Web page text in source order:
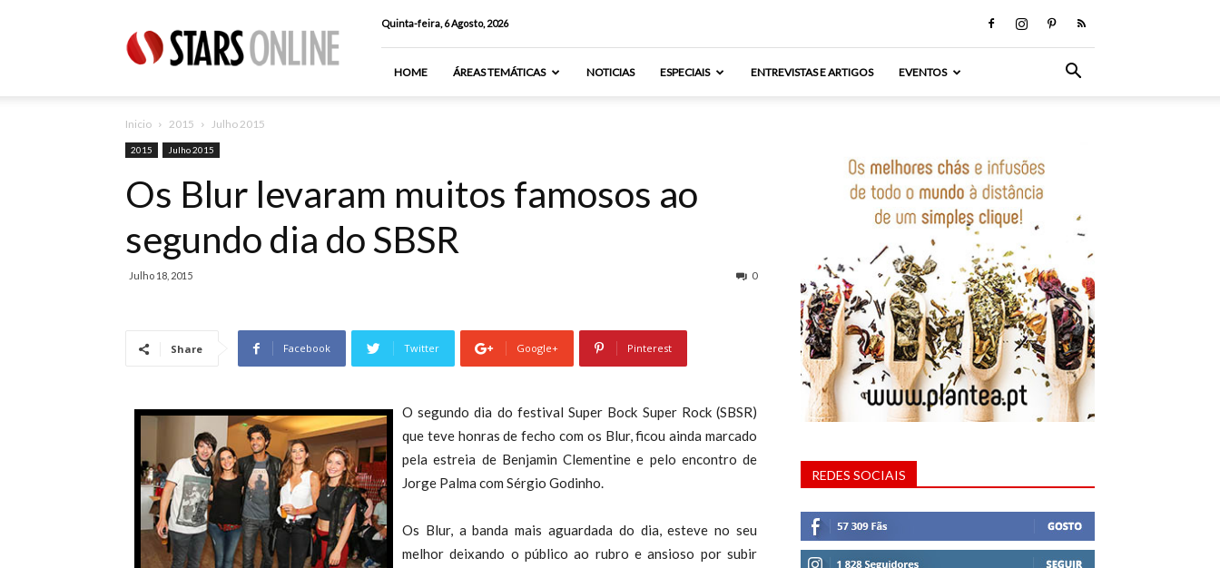
Online
Quinta-feira, 6 Agosto, 2026
HOME ÁREAS TEMÁTICAS NOTICIAS ESPECIAIS ENTREVISTAS E ARTIGOS EVENTOS
Inicio 2015 Julho 2015
2015 Julho 2015
Os Blur levaram muitos famosos ao
segundo dia do SBSR
Julho 18, 2015 0
Share Facebook Twitter Google+ Pinterest
O segundo dia do festival Super Bock Super Rock (SBSR)
que teve honras de fecho com os Blur, ficou ainda marcado
pela estreia de Benjamin Clementine e pelo encontro de
Jorge Palma com Sérgio Godinho.
Os Blur, a banda mais aguardada do dia, esteve no seu
melhor deixando o público ao rubro e ansioso por subir
REDES SOCIAIS